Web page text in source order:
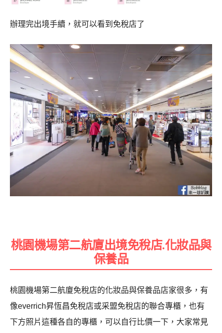
辦理完出境手續，就可以看到免稅店了
桃園機場第二航廈出境免稅店.化妝品與
保養品
桃園機場第二航廈免稅店的化妝品與保養品店家很多，有
像everrich昇恆昌免稅店或采盟免稅店的聯合專櫃，也有
下方照片這種各自的專櫃，可以自行比價一下，大家常見